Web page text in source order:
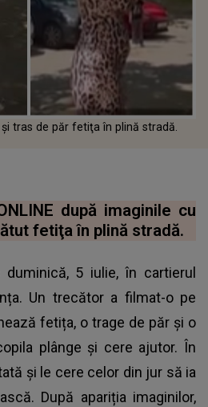
tras de păr fetiţa în plină stradă.
după imaginile cu
fetiţa în plină stradă.
5 iulie, în cartierul
Un trecător a filmat-o pe
fetița, o trage de păr și o
plânge și cere ajutor. În
și le cere celor din jur să ia
După apariția imaginilor,